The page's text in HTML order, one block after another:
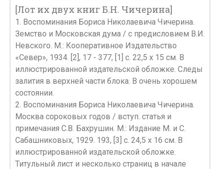
[Лот их двух книг Б.Н. Чичерина]
1. Воспоминания Бориса Николаевича Чичерина.
Земство и Московская дума / с предисловием В.И.
Невского. М.: Кооперативное Издательство
«Север», 1934. [2], 17 - 377, [1] c. 22,5 х 15 см. В
иллюстрированной издательской обложке. Следы
залития в верхней части блока. В очень хорошем
состоянии.
2. Воспоминания Бориса Николаевича Чичерина.
Москва сороковых годов / вступ. статья и
примечания С.В. Бахрушин. М.: Издание М. и С.
Сабашниковых, 1929. 193, [3] с. 24,5 х 16 см. В
иллюстрированной издательской обложке.
Титульный лист и несколько страниц в начале